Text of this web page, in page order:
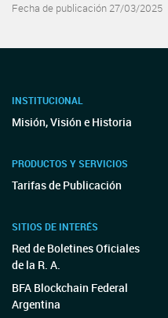
Fecha de publicación 27/03/2025
INSTITUCIONAL
Misión, Visión e Historia
PRODUCTOS Y SERVICIOS
Tarifas de Publicación
SITIOS DE INTERÉS
Red de Boletines Oficiales
de la R. A.
BFA Blockchain Federal
Argentina